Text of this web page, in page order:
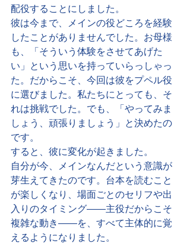
配役することにしました。
彼は今まで、メインの役どころを経験
したことがありませんでした。お母様
も、「そういう体験をさせてあげた
い」という思いを持っていらっしゃっ
た。だからこそ、今回は彼をプペル役
に選びました。私たちにとっても、そ
れは挑戦でした。でも、「やってみま
しょう、頑張りましょう」と決めたの
です。
すると、彼に変化が起きました。
自分が今、メインなんだという意識が
芽生えてきたのです。台本を読むこと
が楽しくなり、場面ごとのセリフや出
入りのタイミング——主役だからこそ
複雑な動き——を、すべて主体的に覚
えるようになりました。